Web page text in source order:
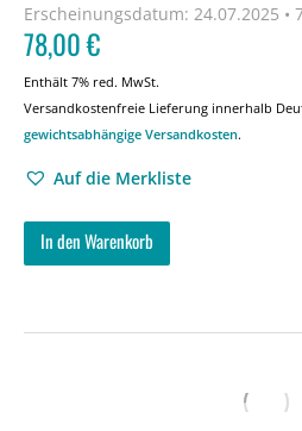
Erscheinungsdatum: 24.07.2025 •
78,00€
Enthält 7% red. MwSt.
Versandkostenfreie Lieferung innerhalb
gewichtsabhängige Versandkosten.
Auf die Merkliste
In den Warenkorb